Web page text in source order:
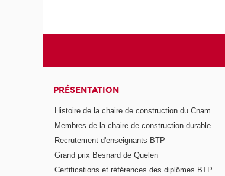
PRÉSENTATION
Histoire de la chaire de construction du Cnam
Membres de la chaire de construction durable
Recrutement d'enseignants BTP
Grand prix Besnard de Quelen
Certifications et références des diplômes BTP